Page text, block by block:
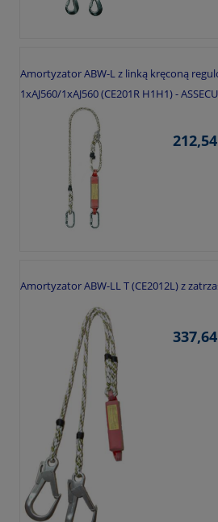
Amortyzator ABW-L z linką kręconą
1xAJ560/1xAJ560 (CE201R H1H1) -
Amortyzator ABW-LL T (CE2012L) z